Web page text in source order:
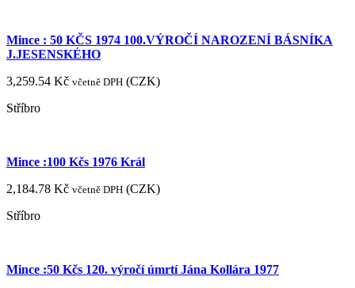
Mince : 50 KČS 1974 100.VÝROČÍ NAROZENÍ BÁSNÍKA
J.JESENSKÉHO
3,259.54 Kč včetně DPH (CZK)
Stříbro
Mince :100 Kčs 1976 Král
2,184.78 Kč včetně DPH (CZK)
Stříbro
Mince :50 Kčs 120. výročí úmrtí Jána Kollára 1977